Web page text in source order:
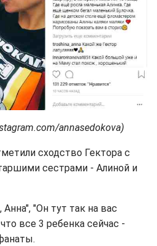
annasedokova)
сходство Гектора с
сестрами - Алиной и
"Он тут так на вас
все 3 ребенка сейчас -